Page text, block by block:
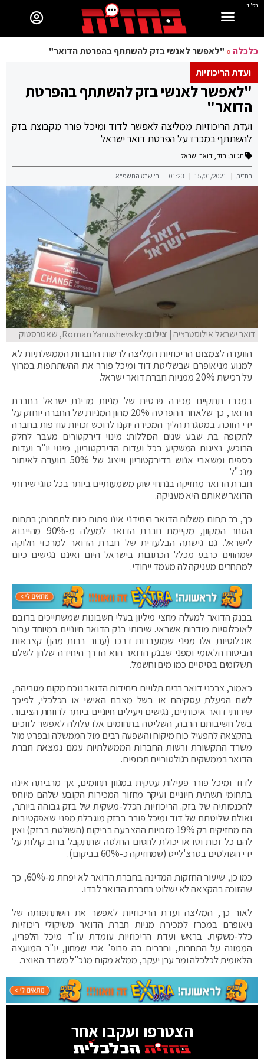
בס"ד
כלכלה » "לאפשר לאנשי בזק להשתתף בהפרטת הדואר"
ועדת הריכוזיות
"לאפשר לאנשי בזק להשתתף בהפרטת
הדואר"
ועדת הריכוזיות ממליצה לאפשר לדוד ומיכל פורר מקבוצת בזק
להשתתף במכרז על הפרטת דואר ישראל
תגיות: בזק, דואר ישראל
בחזית 15/01/2021
01:23 ב' שבט התשפ"א
דואר ישראל אילוסטרציה| צילום:Roman Yanushevsky, שאטרסטוק
הוועדה לצמצום הריכוזיות המליצה לרשות החברות הממשלתיות לא
למנוע מניאופרם שבשליטת דוד ומיכל פורר את ההשתתפות במרוץ
על רכישת 20% ממניות חברת דואר ישראל.
במכרז תתקיים מכירה פרטית של מניות מדינת ישראל בחברת
הדואר, כך שלאחר ההפרטה 20% מהון המניות של החברה יוחזק על
ידי הזוכה. במסגרת הליך המכירה יוקנו לרוכש זכויות עודפות בחברה
לתקופה בת שבע שנים הכוללות: מינוי דירקטורים מעבר לחלק
הרוכש, נציגות המשקיע בכל ועדות הדירקטוריון, מינוי יו"ר ועדות
כספים ומשאבי אנוש בדירקטוריון וייצוג של 50% בוועדה לאיתור
מנכ"ל
חברת הדואר מחזיקה בנתחי שוק משמעותיים ביותר בכל סוגי שירותי
הדואר שאותם היא מעניקה.
כך, רב תחום משלוח הדואר היחידני אינו פתוח כיום לתחרות; בתחום
הסחר המקוון, מקיימת חברת הדואר למעלה מ-90% מהייבוא
לישראל. גם גישתה הבלעדית של חברת הדואר למרכזי חלוקה
שמהווים כרבע מכלל הכתובות בישראל היום ואינם נגישים כיום
למתחרים מעניקה לה מעמד ייחודי.
בבנק הדואר למעלה מחצי מיליון בעלי חשבונות שמשתייכים ברובם
לאוכלוסיות מודרות אשראי. שירותי בנק הדואר חיוניים במיוחד עבור
אוכלוסיות אלו מפני שמועברות דרכו (עבור רבות מהן) קצבאות
הביטוח הלאומי ומפני שבנק הדואר הוא הדרך היחידה שלהן לשלם
תשלומים בסיסיים כמו מים וחשמל.
כאמור, צרכני דואר רבים תלויים ביחידות הדואר נוכח מקום מגוריהם,
לשם הפעלת עסקיהם או בשל מצבם האישי או הכלכלי, לפיכך
שירותי דואר איכותיים, נגישים ויעילים חיוניים ביותר לרווחת הציבור.
בשל חשיבותם הרבה, השליטה בתחומים אלו עלולה לאפשר לזוכים
בהקצאה להפעיל כוח מיקוח והשפעה רבים מול הממשלה ובפרט מול
משרד התקשורת ורשות החברות הממשלתיות עמם נמצאת חברת
הדואר בממשקים רגולטוריים תכופים.
לדוד ומיכל פורר פעילות עסקית במגוון תחומים, אך מרביתה אינה
בתחומי תשתית חיוניים ועיקר מחזור המכירות הקובע שלהם מיוחס
להכנסותיה של בזק. הריכוזיות הכלל-משקית של בזק גבוהה ביותר,
ואולם שליטתם של דוד ומיכל פורר בבזק מוגבלת מפני שאפקטיבית
הם מחזיקים רק 19% מזכויות ההצבעה בביקום (השולטת בבזק) ואין
להם כל זכות וטו או יכולת לחסום החלטה שתתקבל ברוב קולות על
ידי השולטים בסרצ'לייט (שמחזיקה כ-60% בביקום).
כמו כן, שיעור החזקות המדינה בחברת הדואר לא יפחת מ-60%, כך
שהזוכה בהקצאה לא ישלוט בחברת הדואר לבדו.
לאור כך, המליצה ועדת הריכוזיות לאפשר את השתתפותה של
ניאופרם במכרז למכירת מניות חברת הדואר משיקולי ריכוזיות
כלל-משקית. בראש ועדת הריכוזיות עומדת עו"ד מיכל הלפרין,
הממונה על התחרות, וחברים בה פרופ' אבי שמחון, יו"ר המועצה
הלאומית לכלכלה ומר ערן יעקב, ממלא מקום מנכ"ל משרד האוצר.
הצטרפו ועקבו אחר